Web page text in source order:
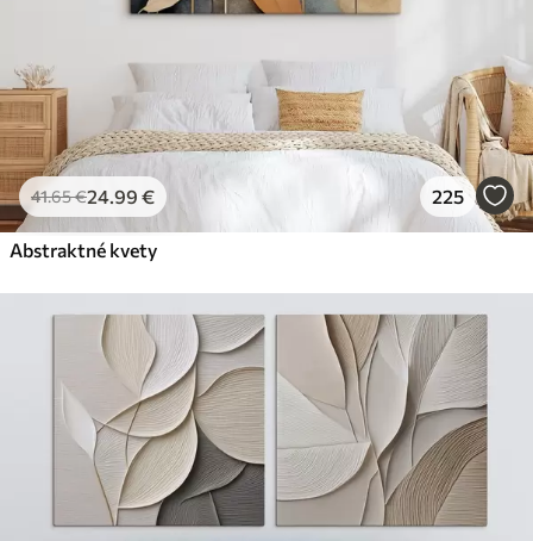
41.65€24.99 € 225
Abstraktné kvety